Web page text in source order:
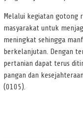
Melalui kegiatan gotong
masyarakat untuk
meningkat sehingga
berkelanjutan. Dengan
pertanian dapat terus
pangan dan
(0105).